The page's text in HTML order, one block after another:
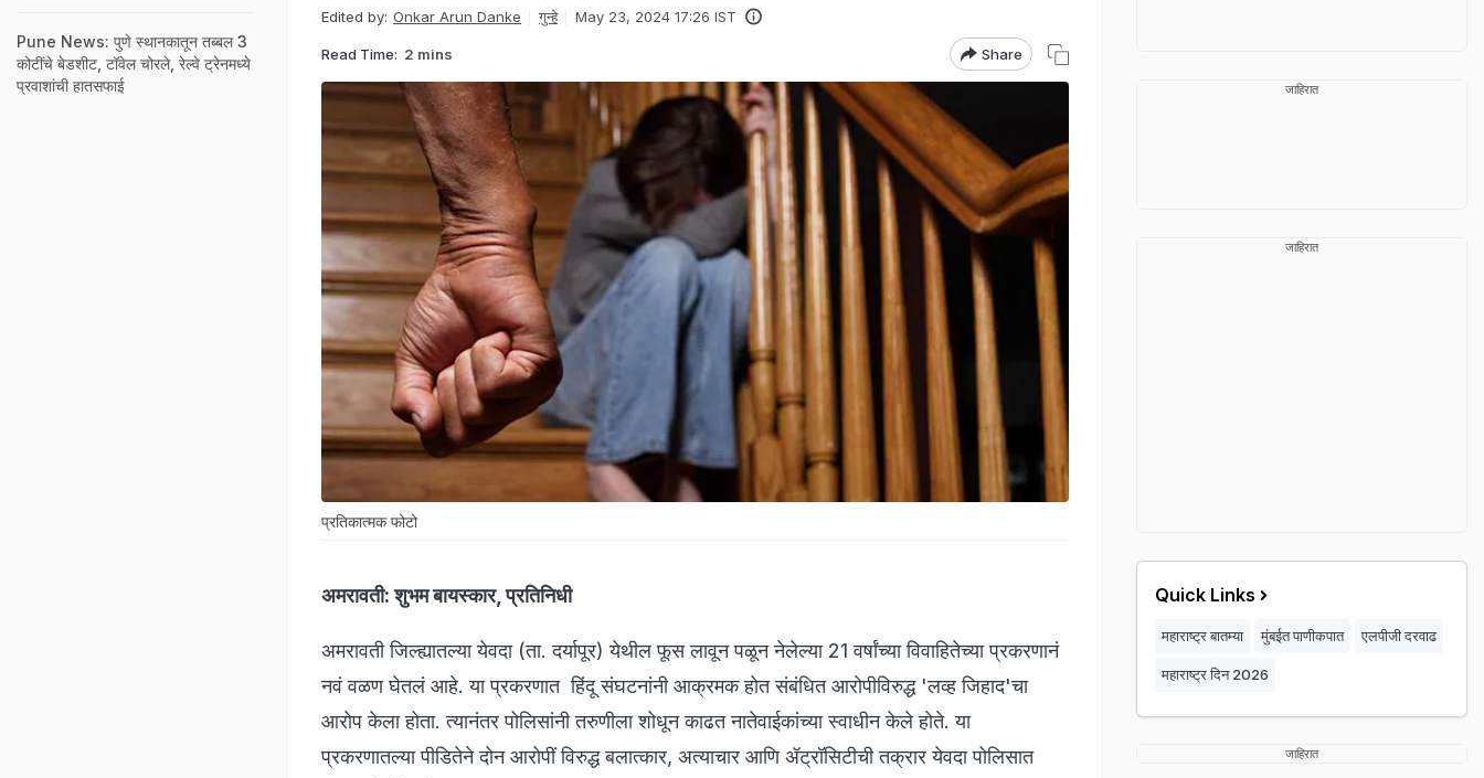
Edited by: Onkar Arun Danke गुन्हे May 23, 2024 17:26 IST
Read Time: 2 mins Share
प्रतिकात्मक फोटो
अमरावती: शुभम बायस्कार, प्रतिनिधी
अमरावती जिल्ह्यातल्या येवदा (ता. दर्यापूर) येथील फूस लावून पळून नेलेल्या 21 वर्षांच्या विवाहितेच्या प्रकरणानं
नवं वळण घेतलं आहे. या प्रकरणात हिंदू संघटनांनी आक्रमक होत संबंधित आरोपीविरुद्ध 'लव्ह जिहाद'चा
आरोप केला होता. त्यानंतर पोलिसांनी तरुणीला शोधून काढत नातेवाईकांच्या स्वाधीन केले होते. या
प्रकरणातल्या पीडितेने दोन आरोपीं विरुद्ध बलात्कार, अत्याचार आणि ॲट्रॉसिटीची तक्रार येवदा पोलिसात
Pune News: पुणे स्थानकातून तब्बल 3
कोटींचे बेडशीट, टॉवेल चोरले, रेल्वे ट्रेनमध्ये
प्रवाशांची हातसफाई
जाहिरात
जाहिरात
Quick Links
महाराष्ट्र बातम्या मुंबईत पाणीकपात एलपीजी दरवाढ
महाराष्ट्र दिन 2026
जाहिरात